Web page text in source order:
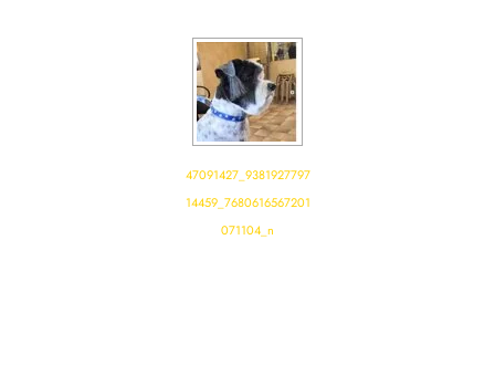
47091427_9381927797
14459_7680616567201
071104_n